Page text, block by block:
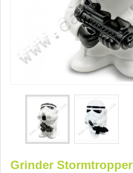
Grinder Stormtropper